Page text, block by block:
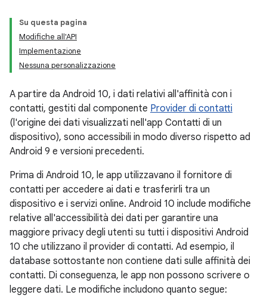
Su questa pagina
Modifiche all'API
Implementazione
Nessuna personalizzazione
A partire da Android 10, i dati relativi all'affinità con i
contatti, gestiti dal componente Provider di contatti
(l'origine dei dati visualizzati nell'app Contatti di un
dispositivo), sono accessibili in modo diverso rispetto ad
Android 9 e versioni precedenti.
Prima di Android 10, le app utilizzavano il fornitore di
contatti per accedere ai dati e trasferirli tra un
dispositivo e i servizi online. Android 10 include modifiche
relative all'accessibilità dei dati per garantire una
maggiore privacy degli utenti su tutti i dispositivi Android
10 che utilizzano il provider di contatti. Ad esempio, il
database sottostante non contiene dati sulle affinità dei
contatti. Di conseguenza, le app non possono scrivere o
leggere dati. Le modifiche includono quanto segue: